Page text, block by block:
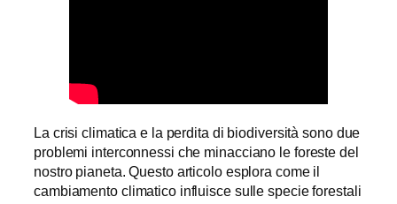
La crisi climatica e la perdita di biodiversità sono due
problemi interconnessi che minacciano le foreste del
nostro pianeta. Questo articolo esplora come il
cambiamento climatico influisce sulle specie forestali